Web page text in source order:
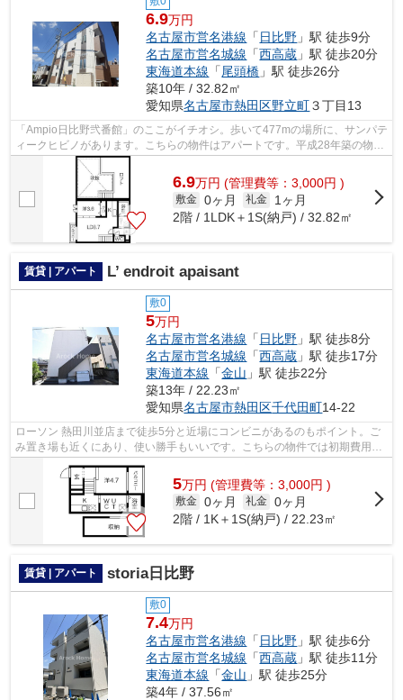
6.9万円
名古屋市営名港線 「 日比野 」駅 徒歩9分
名古屋市営名城線 「西高蔵 」駅 徒歩20分
東海道本線 「尾頭橋 」駅 徒歩26分
築10年 / 32.82㎡
愛知県名古屋市熱田区野立町３丁目13
「Ampio日比野弐番館」のここがイチオシ。歩いて477mの場所に、サンパテ
ィークヒビノがあります。こちらの物件はアパートです。平成28年築の物件
です。名古屋市熱田区の名古屋市営名港...
6.9万円 (管理費等：3,000円 )
敷金 0ヶ月 礼金
1ヶ月
2階 / 1LDK＋1S(納戸) / 32.82㎡
賃貸 | アパート L’ endroit apaisant
敷0
5万円
名古屋市営名港線 「 日比野 」駅 徒歩8分
名古屋市営名城線 「西高蔵 」駅 徒歩17分
東海道本線 「金山 」駅 徒歩22分
築13年 / 22.23㎡
愛知県名古屋市熱田区千代田町14-22
ローソン 熱田川並店まで徒歩5分と近場にコンビニがあるのもポイント。ご
み置き場も近くにあり、使い勝手もいいです。こちらの物件では初期費用を
カードでお支払いいただけます。こち...
5万円 (管理費等：3,000円 )
敷金 0ヶ月 礼金 0ヶ月
2階 / 1K＋1S(納戸) / 22.23㎡
賃貸 | アパート storia日比野
敷0
7.4万円
名古屋市営名港線 「 日比野 」駅 徒歩6分
名古屋市営名城線 「西高蔵 」駅 徒歩11分
東海道本線 「金山 」駅 徒歩25分
築4年 / 37.56㎡